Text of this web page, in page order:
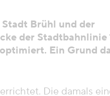
Brühl und der
der Stadtbahnlinie
Ein Grund
Die damals